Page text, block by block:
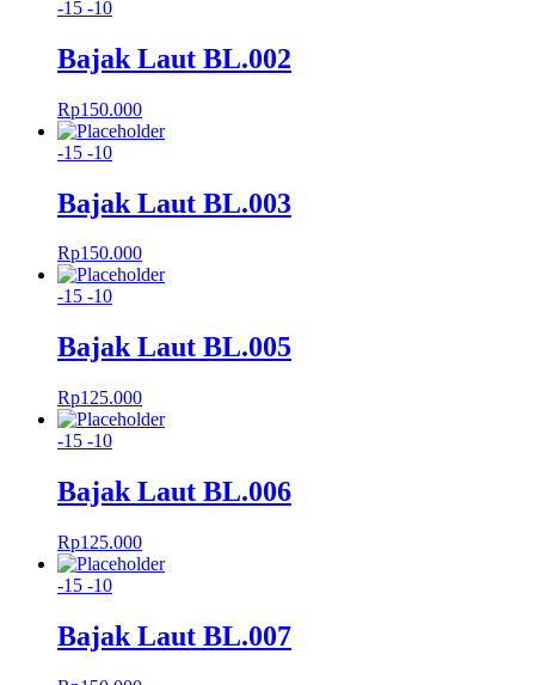
-15 -10
Bajak Laut BL.002
Rp150.000
-15 -10
Bajak Laut BL.003
Rp150.000
-15 -10
Bajak Laut BL.005
Rp125.000
-15 -10
Bajak Laut BL.006
Rp125.000
-15 -10
Bajak Laut BL.007